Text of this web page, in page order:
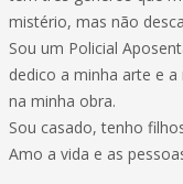
mistério, mas não
Sou um Policial
dedico a minha arte e
na minha obra.
Sou casado, tenho
Amo a vida e as